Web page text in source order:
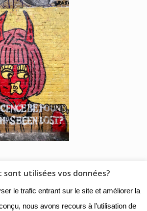
- Collège Henri de
|Mentions légales|
sont utilisées vos données?
le trafic entrant sur le site et améliorer la
nous avons recours à l'utilisation de